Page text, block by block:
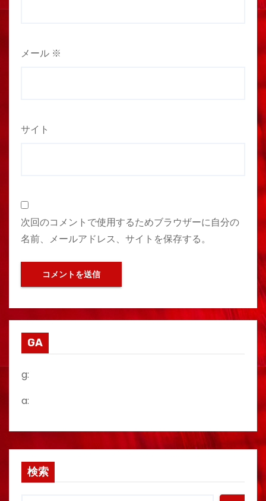
メール ※
サイト
次回のコメントで使用するためブラウザーに自分の
名前、メールアドレス、サイトを保存する。
GA
g:
a:
検索